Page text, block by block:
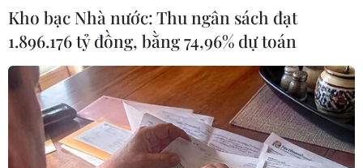
Kho bạc Nhà nước: Thu ngân sách đạt
1.896.176 tỷ đồng, bằng 74,96% dự toán